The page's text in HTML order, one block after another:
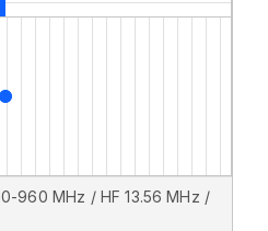
960 MHz / HF 13.56 MHz /